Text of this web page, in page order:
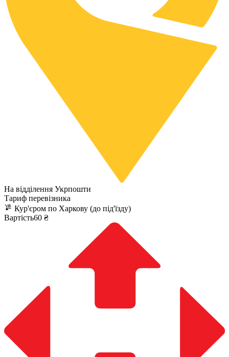
На відділення Укрпошти
Тариф перевізника
Кур'єром по Харкову (до під'їзду)
Вартість60 ₴